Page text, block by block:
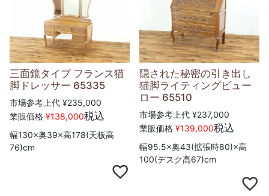
三面鏡タイプ フランス猫
脚ドレッサー 65335
市場参考上代 ¥235,000
業販価格 ¥138,000税込
幅130×奥39×高178(天板高
76)cm
隠された秘密の引き出し
猫脚ライティングビュー
ロー 65510
市場参考上代 ¥237,000
業販価格 ¥139,000税込
幅95.5×奥43(拡張時80)×高
100(デスク高67)cm